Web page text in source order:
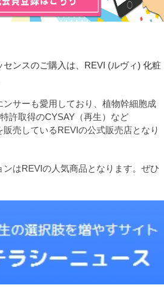
ンスのご購入は、REVI (ルヴィ) 化粧
サーも愛用しており、植物幹細胞成
許取得のCYSAY（再生）など
売しているREVIの公式販売店となり
はREVIの人気商品となります。ぜひ